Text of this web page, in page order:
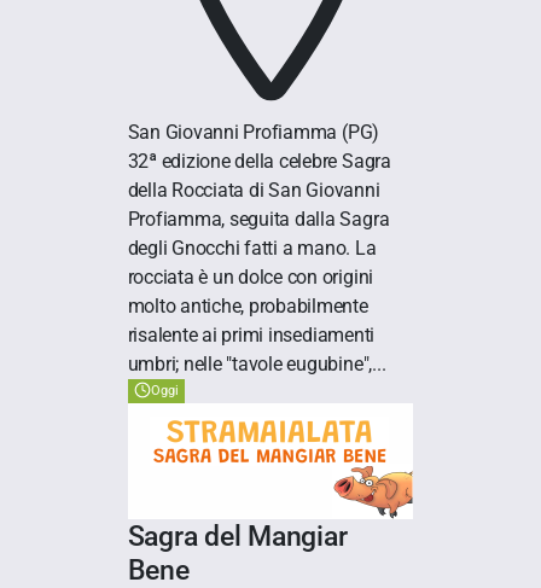
San Giovanni Profiamma (PG)
32ª edizione della celebre Sagra
della Rocciata di San Giovanni
Profiamma, seguita dalla Sagra
degli Gnocchi fatti a mano. La
rocciata è un dolce con origini
molto antiche, probabilmente
risalente ai primi insediamenti
umbri; nelle "tavole eugubine",...
Oggi
Sagra del Mangiar
Bene